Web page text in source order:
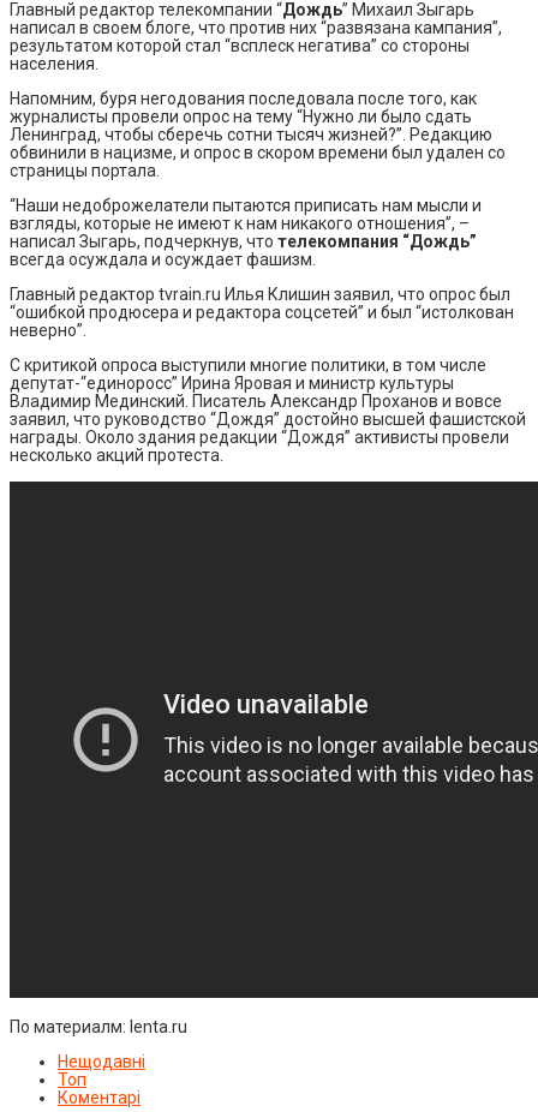
Главный редактор телекомпании “Дождь” Михаил Зыгарь
написал в своем блоге, что против них “развязана кампания”,
результатом которой стал “всплеск негатива” со стороны
населения.
Напомним, буря негодования последовала после того, как
журналисты провели опрос на тему “Нужно ли было сдать
Ленинград, чтобы сберечь сотни тысяч жизней?”. Редакцию
обвинили в нацизме, и опрос в скором времени был удален со
страницы портала.
“Наши недоброжелатели пытаются приписать нам мысли и
взгляды, которые не имеют к нам никакого отношения”, –
написал Зыгарь, подчеркнув, что телекомпания “Дождь”
всегда осуждала и осуждает фашизм.
Главный редактор tvrain.ru Илья Клишин заявил, что опрос был
“ошибкой продюсера и редактора соцсетей” и был “истолкован
неверно”.
С критикой опроса выступили многие политики, в том числе
депутат-“единоросс” Ирина Яровая и министр культуры
Владимир Мединский. Писатель Александр Проханов и вовсе
заявил, что руководство “Дождя” достойно высшей фашистской
награды. Около здания редакции “Дождя” активисты провели
несколько акций протеста.
По материалм: lenta.ru
Нещодавні
Топ
Коментарі